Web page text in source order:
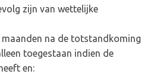
zijn van wettelijke
na de totstandkoming
toegestaan indien de
en: